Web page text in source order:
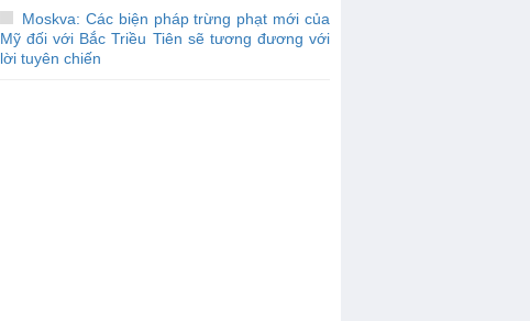
Moskva: Các biện pháp trừng phạt mới của
Mỹ đối với Bắc Triều Tiên sẽ tương đương với
lời tuyên chiến